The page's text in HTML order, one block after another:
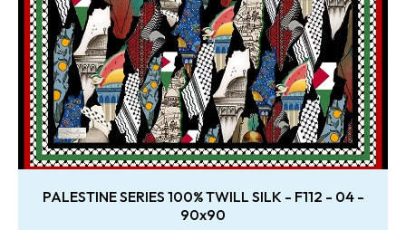
PALESTINE SERIES 100% TWILL SILK - F112 - 04 -
90x90